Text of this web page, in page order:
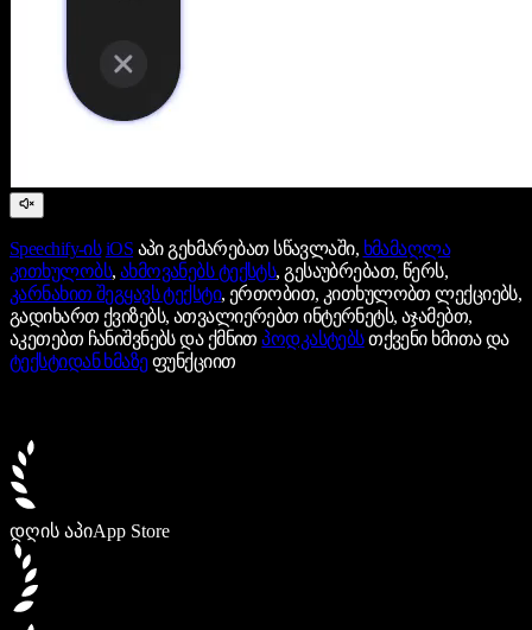
Speechify-ის iOS აპი გეხმარებათ სწავლაში, ხმამაღლა
კითხულობს, ახმოვანებს ტექსტს, გესაუბრებათ, წერს,
კარნახით შეგყავს ტექსტი, ერთობით, კითხულობთ ლექციებს,
გადიხართ ქვიზებს, ათვალიერებთ ინტერნეტს, აჯამებთ,
აკეთებთ ჩანიშვნებს და ქმნითპოდკასტებსთქვენი ხმითა და
ტექსტიდან ხმაზეფუნქციით
დღის აპიApp Store